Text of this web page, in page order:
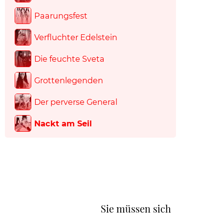
Paarungsfest
Verfluchter Edelstein
Die feuchte Sveta
Grottenlegenden
Der perverse General
Nackt am Seil
Sie müssen sich